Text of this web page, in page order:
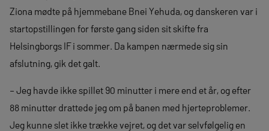
Ziona mødte på hjemmebane Bnei Yehuda, og danskeren var i
startopstillingen for første gang siden sit skifte fra
Helsingborgs IF i sommer. Da kampen nærmede sig sin
afslutning, gik det galt.
– Jeg havde ikke spillet 90 minutter i mere end et år, og efter
88 minutter drattede jeg om på banen med hjerteproblemer.
Jeg kunne slet ikke trække vejret, og det var selvfølgelig en